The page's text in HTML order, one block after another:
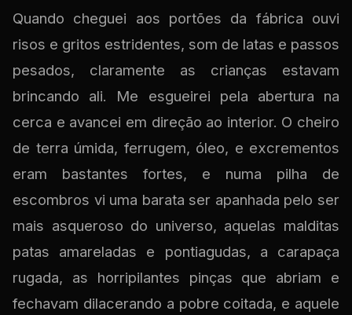
Quando cheguei aos portões da fábrica ouvi
risos e gritos estridentes, som de latas e passos
pesados, claramente as crianças estavam
brincando ali. Me esgueirei pela abertura na
cerca e avancei em direção ao interior. O cheiro
de terra úmida, ferrugem, óleo, e excrementos
eram bastantes fortes, e numa pilha de
escombros vi uma barata ser apanhada pelo ser
mais asqueroso do universo, aquelas malditas
patas amareladas e pontiagudas, a carapaça
rugada, as horripilantes pinças que abriam e
fechavam dilacerando a pobre coitada, e aquele